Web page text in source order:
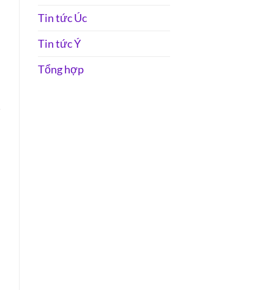
Tin tức Úc
Tin tức Ý
Tổng hợp